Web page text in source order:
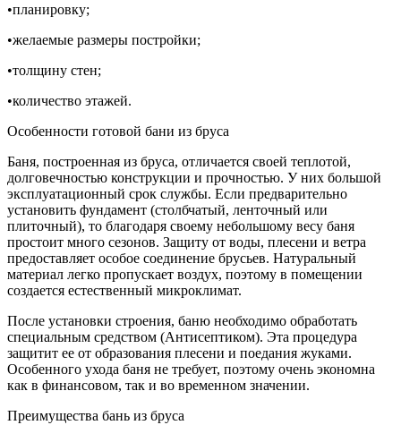
•планировку;
•желаемые размеры постройки;
•толщину стен;
•количество этажей.
Особенности готовой бани из бруса
Баня, построенная из бруса, отличается своей теплотой,
долговечностью конструкции и прочностью. У них большой
эксплуатационный срок службы. Если предварительно
установить фундамент (столбчатый, ленточный или
плиточный), то благодаря своему небольшому весу баня
простоит много сезонов. Защиту от воды, плесени и ветра
предоставляет особое соединение брусьев. Натуральный
материал легко пропускает воздух, поэтому в помещении
создается естественный микроклимат.
После установки строения, баню необходимо обработать
специальным средством (Антисептиком). Эта процедура
защитит ее от образования плесени и поедания жуками.
Особенного ухода баня не требует, поэтому очень экономна
как в финансовом, так и во временном значении.
Преимущества бань из бруса